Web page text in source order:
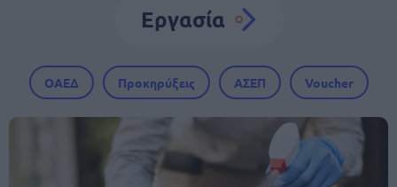
Εργασία
ΟΑΕΔ Προκηρύξεις ΑΣΕΠ Voucher